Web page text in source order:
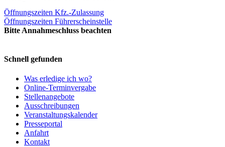
Öffnungszeiten Kfz.-Zulassung
Öffnungszeiten Führerscheinstelle
Bitte Annahmeschluss beachten
Schnell gefunden
Was erledige ich wo?
Online-Terminvergabe
Stellenangebote
Ausschreibungen
Veranstaltungskalender
Presseportal
Anfahrt
Kontakt